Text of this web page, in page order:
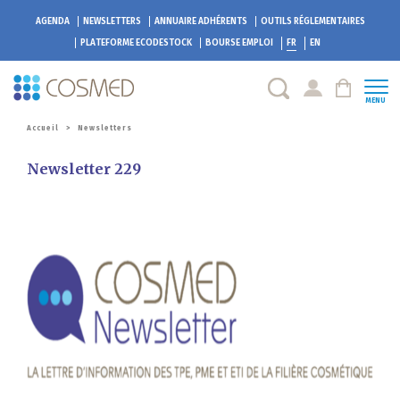
AGENDA NEWSLETTERS ANNUAIRE ADHÉRENTS
OUTILS RÉGLEMENTAIRES
PLATEFORME ECODESTOCK BOURSE EMPLOI FR EN
MENU
Accueil > Newsletters
Newsletter 229